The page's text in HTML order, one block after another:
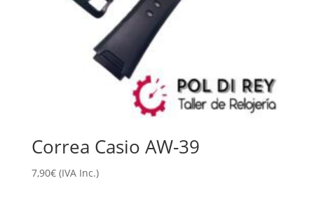
Correa Casio AW-39
7,90€ (IVA Inc.)